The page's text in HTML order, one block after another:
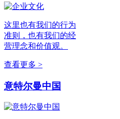
这里也有我们的行为
准则，也有我们的经
营理念和价值观。
查看更多 >
意特尔曼中国